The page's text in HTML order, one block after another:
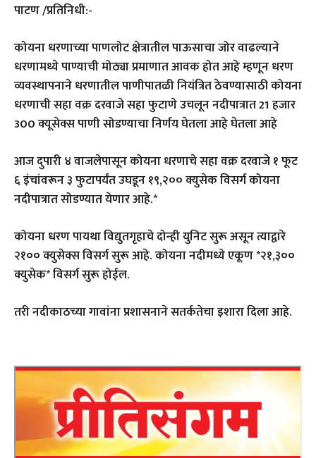
पाटण /प्रतिनिधी:-
कोयना धरणाच्या पाणलोट क्षेत्रातील पाऊसाचा जोर वाढल्याने
धरणामध्ये पाण्याची मोठ्या प्रमाणात आवक होत आहे म्हणून धरण
व्यवस्थापनाने धरणातील पाणीपातळी नियंत्रित ठेवण्यासाठी कोयना
धरणाची सहा वक्र दरवाजे सहा फुटाणे उचलून नदीपात्रात 21 हजार
300 क्यूसेक्स पाणी सोडण्याचा निर्णय घेतला आहे घेतला आहे
आज दुपारी ४ वाजलेपासून कोयना धरणाचे सहा वक्र दरवाजे १ फूट
६ इंचांवरून ३ फुटापर्यंत उघडून १९,२०० क्युसेक विसर्ग कोयना
नदीपात्रात सोडण्यात येणार आहे.*
कोयना धरण पायथा विद्युतगृहाचे दोन्ही युनिट सुरू असून त्याद्वारे
२१०० क्युसेक्स विसर्ग सुरू आहे. कोयना नदीमध्ये एकूण *२१,३००
क्युसेक* विसर्ग सुरू होईल.
तरी नदीकाठच्या गावांना प्रशासनाने सतर्कतेचा इशारा दिला आहे.